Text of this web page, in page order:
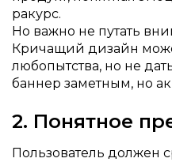
ракурс.
Но важно не путать
Кричащий дизайн
любопытства, но не
баннер заметным, но
2. Понятное
Пользователь должен